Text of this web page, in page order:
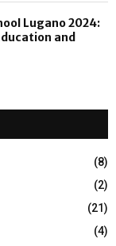
Lugano 2024:
and
(8)
(2)
(21)
(4)